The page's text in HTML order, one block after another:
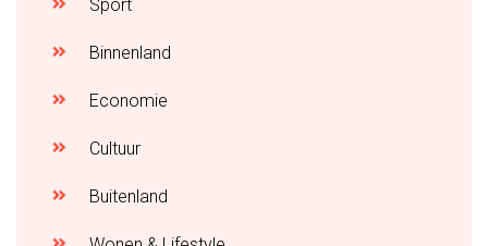
Sport
Binnenland
Economie
Cultuur
Buitenland